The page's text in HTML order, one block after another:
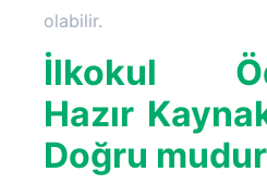
olabilir.
İlkokul
Hazır
Doğru